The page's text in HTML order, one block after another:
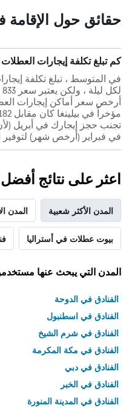
حقائق حول الإقامة
كم تبلغ تكلفة إيجارات العطلات
أرخص سعر أماكن إيجارات
تجنب حجز إيجارك في أبريل
في فبراير (أرخص شهر) لتوفير
اعثر على نتائج أفضل
المدن الأكثر شعبية المدن
بيوت عطلات في أستراليا
المدن التي يبحث عنها
الفنادق في الدوحة
الفنادق في اسطنبول
الفنادق في شرم الشيخ
الفنادق في مكة المكرمة
الفنادق في دبي
الفنادق في الخبر
الفنادق في المدينة المنورة